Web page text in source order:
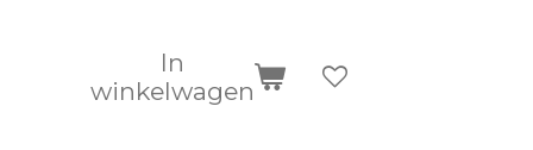
In
winkelwagen